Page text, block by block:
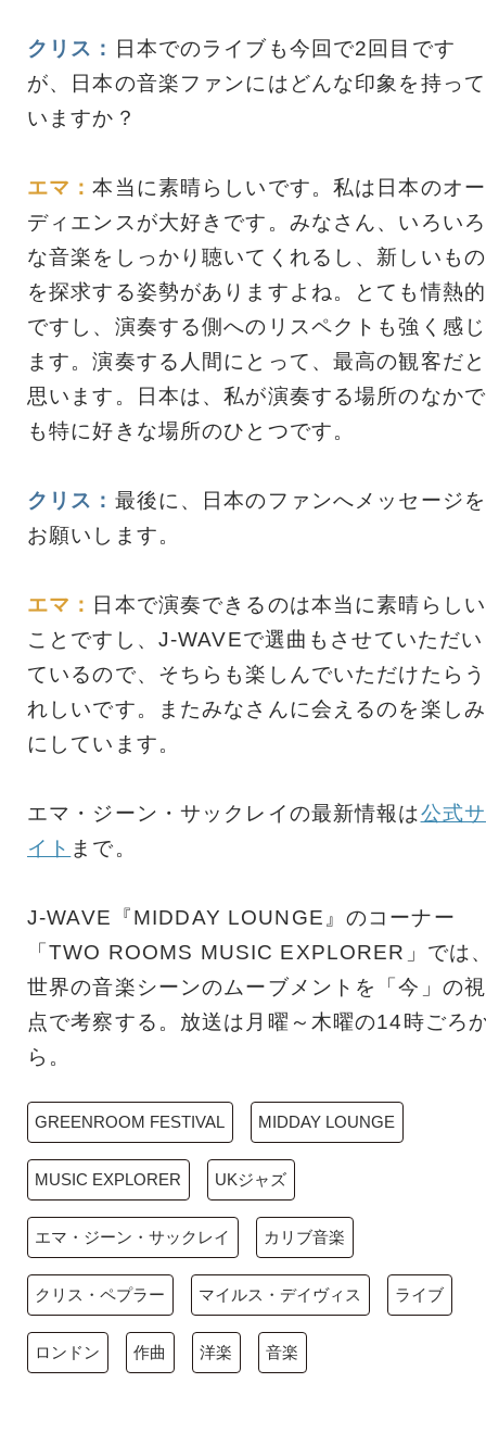
クリス：
日本でのライブも今回で2回目です
が、日本の音楽ファンにはどんな印象を持って
いますか？
エマ：本当に素晴らしいです。私は日本のオー
ディエンスが大好きです。みなさん、いろいろ
な音楽をしっかり聴いてくれるし、新しいもの
を探求する姿勢がありますよね。とても情熱的
ですし、演奏する側へのリスペクトも強く感じ
ます。演奏する人間にとって、最高の観客だと
思います。日本は、私が演奏する場所のなかで
も特に好きな場所のひとつです。
クリス： 最後に、日本のファンへメッセージを
お願いします。
エマ： 日本で演奏できるのは本当に素晴らしい
ことですし、J-WAVEで選曲もさせていただい
ているので、そちらも楽しんでいただけたらう
れしいです。またみなさんに会えるのを楽しみ
にしています。
エマ・ジーン・サックレイの最新情報は公式サ
イト まで。
J-WAVE『MIDDAY LOUNGE』のコーナー
「TWO ROOMS MUSIC EXPLORER」では
世界の音楽シーンのムーブメントを「今」の視
点で考察する。放送は月曜～木曜の14時ごろ
ら。
GREENROOM FESTIVAL MIDDAY LOUNGE
MUSIC EXPLORER UKジャズ
エマ・ジーン・サックレイ カリブ音楽
クリス・ペプラー マイルス・デイヴィス ライブ
ロンドン 作曲 洋楽 音楽